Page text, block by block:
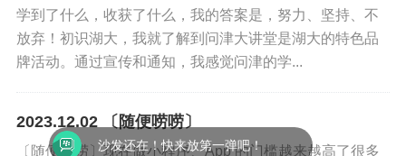
学到了什么，收获了什么，我的答案是，努力、坚持、不
放弃！初识湖大，我就了解到问津大讲堂是湖大的特色品
牌活动。通过宣传和通知，我感觉问津的学...
2023.12.02 〔随便唠唠〕
〔随便唠唠〕现在做小程序、App 的门槛越来越高了很多
沙发还在！快来放第一弹吧！